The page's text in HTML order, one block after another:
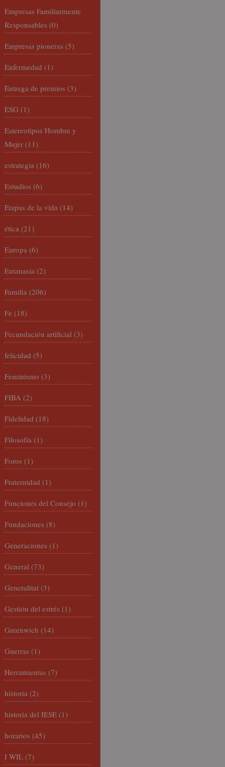
Empresas Familiarmente
Responsables (0)
Empresas pioneras (5)
Enfermedad (1)
Entrega de premios (3)
ESG (1)
Estereotipos Hombre y
Mujer (11)
estrategia (16)
Estudios (6)
Etapas de la vida (14)
ética (21)
Europa (6)
Eutanasia (2)
Familia (206)
Fe (18)
Fecundación artificial (3)
felicidad (5)
Feminismo (3)
FIBA (2)
Fidelidad (18)
Filosofía (1)
Foros (1)
Fraternidad (1)
Funciones del Consejo (1)
Fundaciones (8)
Generaciones (1)
General (73)
Generalitat (3)
Gestión del estrés (1)
Greenwich (14)
Guerras (1)
Herramientas (7)
historia (2)
historia del IESE (1)
horarios (45)
I WIL (7)